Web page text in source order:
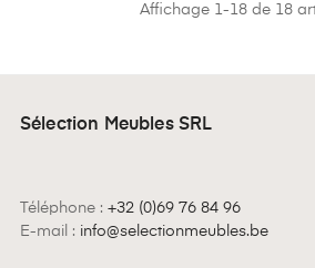
Affichage 1-18 de 18
Sélection Meubles SRL
Téléphone : +32 (0)69 76 84 96
E-mail : info@selectionmeubles.be